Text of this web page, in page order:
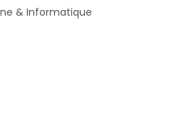
& Informatique